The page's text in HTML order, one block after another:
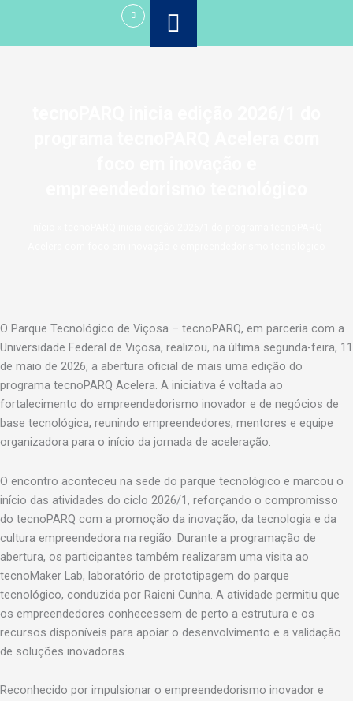
o
O Parque Tecnológico de Viçosa – tecnoPARQ, em parceria com a
Universidade Federal de Viçosa, realizou, na última segunda-feira, 11
de maio de 2026, a abertura oficial de mais uma edição do
programa tecnoPARQ Acelera. A iniciativa é voltada ao
fortalecimento do empreendedorismo inovador e de negócios de
base tecnológica, reunindo empreendedores, mentores e equipe
organizadora para o início da jornada de aceleração.
O encontro aconteceu na sede do parque tecnológico e marcou o
início das atividades do ciclo 2026/1, reforçando o compromisso
do tecnoPARQ com a promoção da inovação, da tecnologia e da
cultura empreendedora na região. Durante a programação de
abertura, os participantes também realizaram uma visita ao
tecnoMaker Lab, laboratório de prototipagem do parque
tecnológico, conduzida por Raieni Cunha. A atividade permitiu que
os empreendedores conhecessem de perto a estrutura e os
recursos disponíveis para apoiar o desenvolvimento e a validação
de soluções inovadoras.
Reconhecido por impulsionar o empreendedorismo inovador e